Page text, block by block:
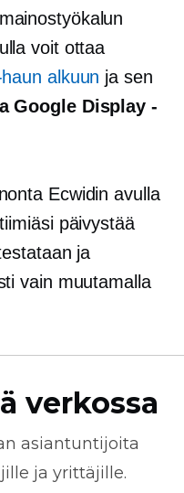
voit ottaa
alkuun ja sen
Google Display -
Ecwidin avulla
päivystää
ja
vain muutamalla
verkossa
asiantuntijoita
ja yrittäjille.